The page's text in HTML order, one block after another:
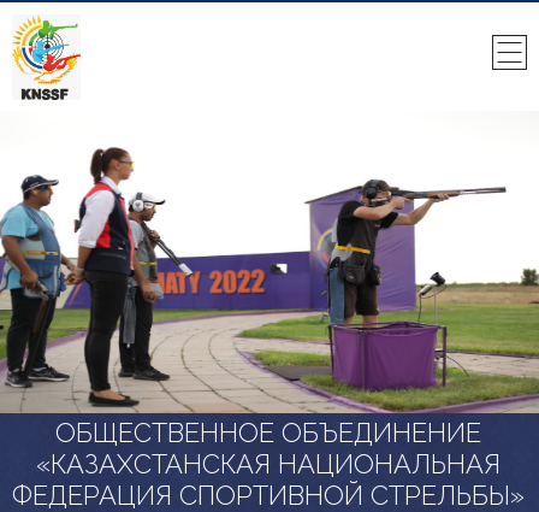
ОБЩЕСТВЕННОЕ ОБЪЕДИНЕНИЕ
«КАЗАХСТАНСКАЯ НАЦИОНАЛЬНАЯ
ФЕДЕРАЦИЯ СПОРТИВНОЙ СТРЕЛЬБЫ»